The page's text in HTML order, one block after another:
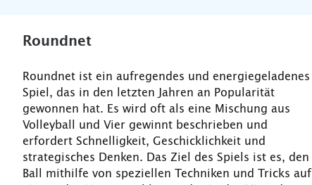
Roundnet
Roundnet ist ein aufregendes und energiegeladenes
Spiel, das in den letzten Jahren an Popularität
gewonnen hat. Es wird oft als eine Mischung aus
Volleyball und Vier gewinnt beschrieben und
erfordert Schnelligkeit, Geschicklichkeit und
strategisches Denken. Das Ziel des Spiels ist es, den
Ball mithilfe von speziellen Techniken und Tricks auf